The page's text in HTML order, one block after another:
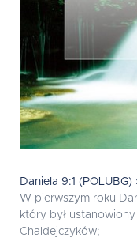
Daniela 9:1 (POLUBG)
W pierwszym roku
który był
Chaldejczyków;